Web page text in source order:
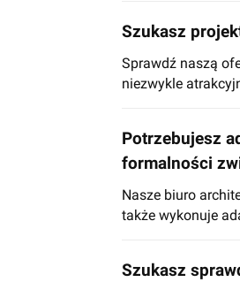
Szukasz
Sprawdź naszą
niezwykle
Potrzebujesz
formalności
Nasze biuro
także wykonuje
Szukasz